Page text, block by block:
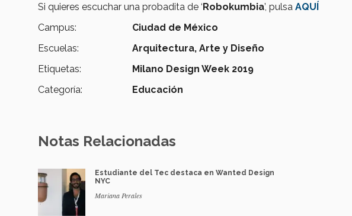
Si quieres escuchar una probadita de ‘Robokumbia’, pulsa AQUÍ
Campus:
Ciudad de México
Escuelas:
Arquitectura, Arte y Diseño
Etiquetas:
Milano Design Week 2019
Categoría:
Educación
Notas Relacionadas
Estudiante del Tec destaca en Wanted Design
NYC
Mariana Perales